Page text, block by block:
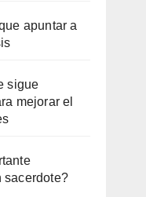
apuntar a
sigue
mejorar el
sacerdote?